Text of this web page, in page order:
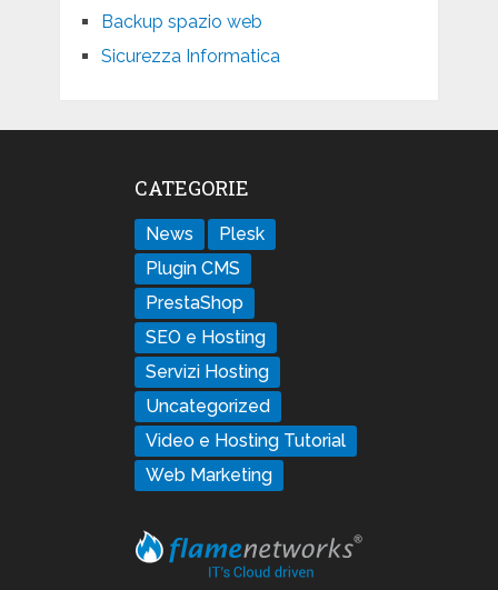
Backup spazio web
Sicurezza Informatica
CATEGORIE
News
Plesk
Plugin CMS
PrestaShop
SEO e Hosting
Servizi Hosting
Uncategorized
Video e Hosting Tutorial
Web Marketing